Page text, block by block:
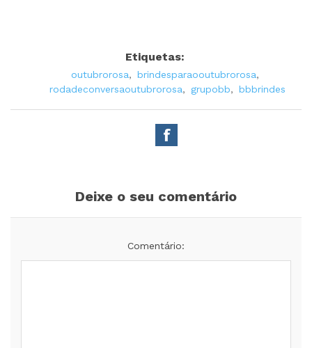
Etiquetas:
outubrorosa, brindesparaooutubrorosa,
rodadeconversaoutubrorosa, grupobb, bbbrindes
Deixe o seu comentário
Comentário: